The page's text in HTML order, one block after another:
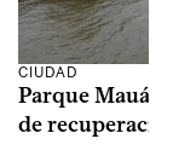
CIUDAD
Parque Mauá
de